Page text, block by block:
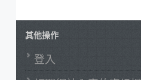
其他操作
登入